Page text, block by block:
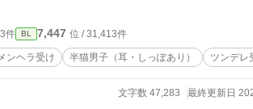
途に溺愛するダーリンの、甘々ラブストーリー。
件 BL 7,447 位 / 31,413件
ンヘラ受け 半猫男子（耳・しっぽあり） ツンデレ
文字数 47,283 最終更新日